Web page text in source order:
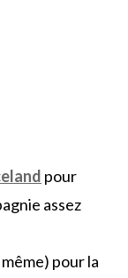
pour
assez
pour la